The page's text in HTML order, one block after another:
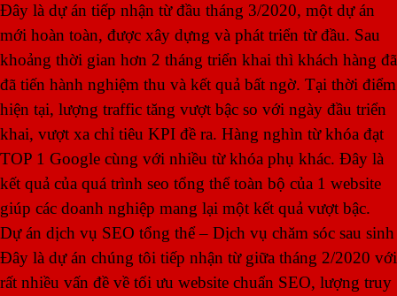
Đây là dự án tiếp nhận từ đầu tháng 3/2020, một dự án
mới hoàn toàn, được xây dựng và phát triển từ đầu. Sau
khoảng thời gian hơn 2 tháng triển khai thì khách hàng đã
đã tiến hành nghiệm thu và kết quả bất ngờ. Tại thời điểm
hiện tại, lượng traffic tăng vượt bậc so với ngày đầu triển
khai, vượt xa chỉ tiêu KPI đề ra. Hàng nghìn từ khóa đạt
TOP 1 Google cùng với nhiều từ khóa phụ khác. Đây là
kết quả của quá trình seo tổng thể toàn bộ của 1 website
giúp các doanh nghiệp mang lại một kết quả vượt bậc.
Dự án dịch vụ SEO tổng thể – Dịch vụ chăm sóc sau sinh
Đây là dự án chúng tôi tiếp nhận từ giữa tháng 2/2020 với
rất nhiều vấn đề về tối ưu website chuẩn SEO, lượng truy